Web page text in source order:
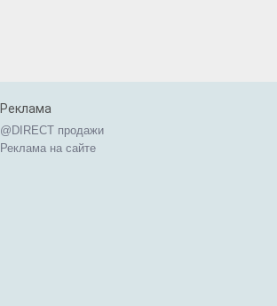
Реклама
@DIRECT продажи
Реклама на сайте